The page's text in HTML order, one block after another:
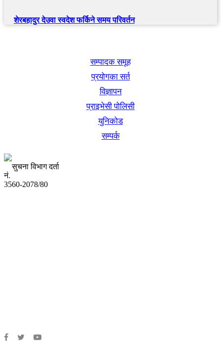
शेरबहादुर देउवा स्वदेश फर्किने समय परिवर्तन
सम्पादक समूह
प्रयोगका सर्त
विज्ञापन
प्राइभेसी पोलिसी
युनिकोड
सम्पर्क
सुचना विभाग दर्ता
नं.
3560-2078/80